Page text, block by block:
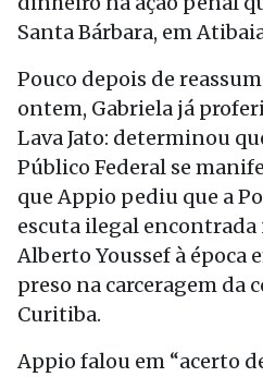
Santa Bárbara, em
Pouco depois de
ontem, Gabriela já
Lava Jato: determinou
Público Federal se
que Appio pediu que a
escuta ilegal encontrada
Alberto Youssef à época
preso na carceragem da
Curitiba.
Appio falou em “acerto